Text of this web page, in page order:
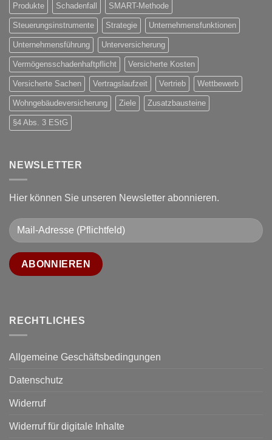
Produkte Schadenfall SMART-Methode
Steuerungsinstrumente Strategie Unternehmensfunktionen
Unternehmensführung Unterversicherung
Vermögensschadenhaftpflicht Versicherte Kosten
Versicherte Sachen Vertragslaufzeit Vertrieb Wettbewerb
Wohngebäudeversicherung Ziele Zusatzbausteine
§4 Abs. 3 EStG
NEWSLETTER
Hier können Sie unseren Newsletter abonnieren.
RECHTLICHES
Allgemeine Geschäftsbedingungen
Datenschutz
Widerruf
Widerruf für digitale Inhalte